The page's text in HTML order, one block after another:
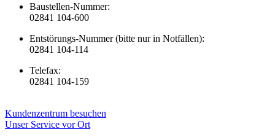
Baustellen-Nummer:
02841 104-600
Entstörungs-Nummer (bitte nur in Notfällen):
02841 104-114
Telefax:
02841 104-159
Kundenzentrum besuchen
Unser Service vor Ort